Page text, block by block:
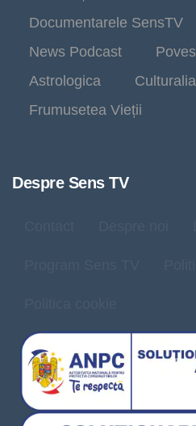
Documentarele SensTV
News Podcast
Astrologica
Culturalia
Frumusetea Vieții
Despre Sens TV